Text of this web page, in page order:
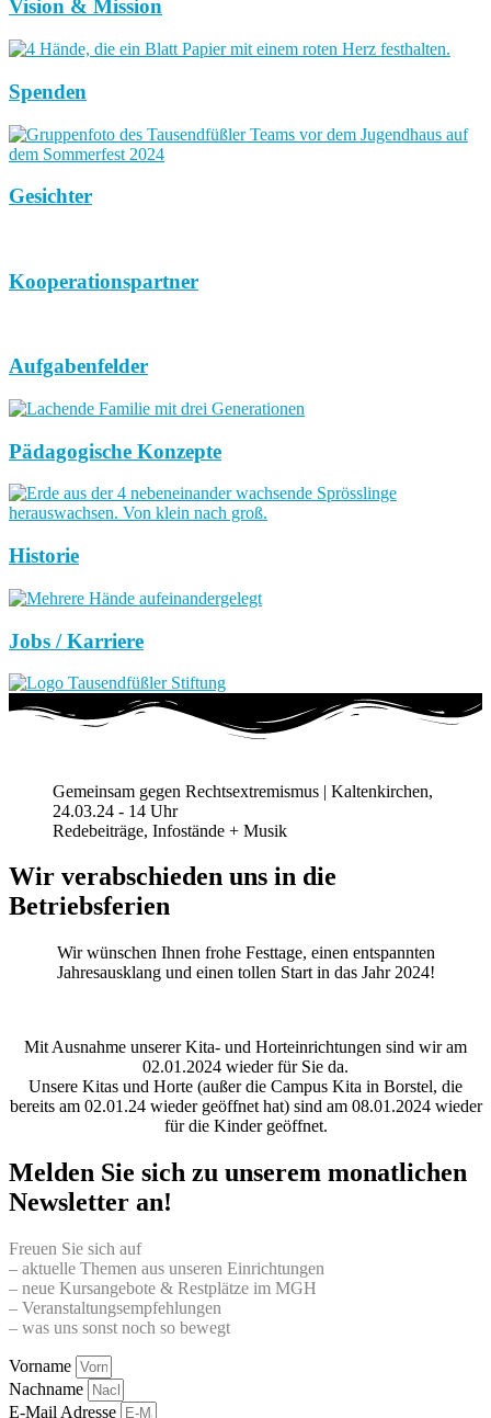
Vision & Mission
Spenden
Gesichter
Kooperationspartner
Aufgabenfelder
Pädagogische Konzepte
Historie
Jobs / Karriere
Gemeinsam gegen Rechtsextremismus | Kaltenkirchen,
24.03.24 - 14 Uhr
Redebeiträge, Infostände + Musik
Wir verabschieden uns in die
Betriebsferien
Wir wünschen Ihnen frohe Festtage, einen entspannten
Jahresausklang und einen tollen Start in das Jahr 2024!
Mit Ausnahme unserer Kita- und Horteinrichtungen sind wir am
02.01.2024 wieder für Sie da.
Unsere Kitas und Horte (außer die Campus Kita in Borstel, die
bereits am 02.01.24 wieder geöffnet hat) sind am 08.01.2024 wieder
für die Kinder geöffnet.
Melden Sie sich zu unserem monatlichen
Newsletter an!
Freuen Sie sich auf
– aktuelle Themen aus unseren Einrichtungen
– neue Kursangebote & Restplätze im MGH
– Veranstaltungsempfehlungen
– was uns sonst noch so bewegt
Vorname
Nachname
E-Mail Adresse